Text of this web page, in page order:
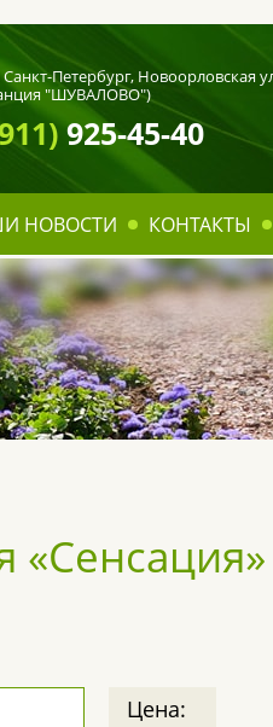
Санкт-Петербург, Новоорловская
"ШУВАЛОВО")
925-45-40
НОВОСТИ КОНТАКТЫ
Цена: